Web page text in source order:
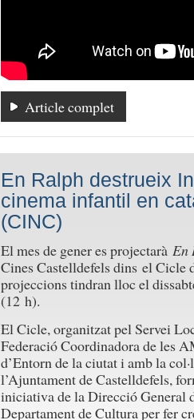
Article complet
En Ralph destrueix
cinema infantil en
(CINC)
El mes de gener es projectarà En
Cines Castelldefels dins el Cicle
projeccions tindran lloc el
(12 h).
El Cicle, organitzat pel Servei
Federació Coordinadora de les
d’Entorn de la ciutat i amb la
l’Ajuntament de Castelldefels,
iniciativa de la Direcció General
Departament de Cultura per fer